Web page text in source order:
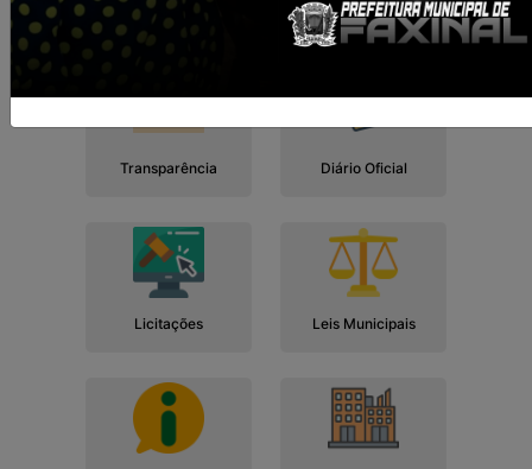
Transparência Diário Oficial
Licitações Leis Municipais